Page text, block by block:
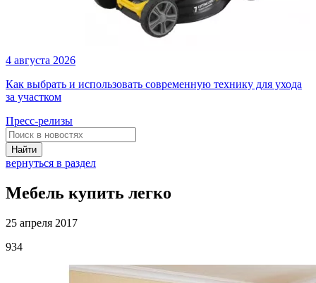
4 августа 2026
Как выбрать и использовать современную технику для ухода
за участком
Пресс-релизы
Найти
вернуться в раздел
Мебель купить легко
25 апреля 2017
934